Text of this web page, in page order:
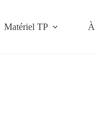
Matériel TP